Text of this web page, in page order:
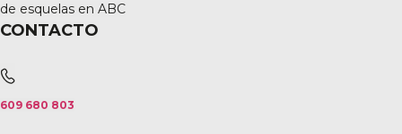
de esquelas en ABC
CONTACTO
609 680 803